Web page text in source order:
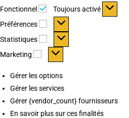
Fonctionnel Fonctionnel
Toujours activé
Préférences
Préférences
Statistiques Statistiques
Marketing Marketing
Gérer les options
Gérer les services
Gérer {vendor_count} fournisseurs
En savoir plus sur ces finalités